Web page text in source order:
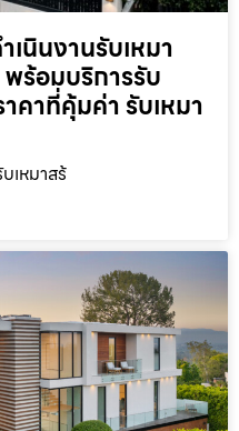
เนินงานรับเหมา
ร้อมบริการรับ
คาที่คุ้มค่า รับเหมา
เหมาสร้